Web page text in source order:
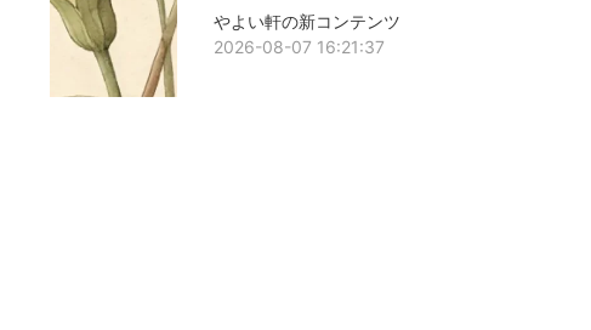
やよい軒の新コンテンツ
2026-08-07 16:21:37